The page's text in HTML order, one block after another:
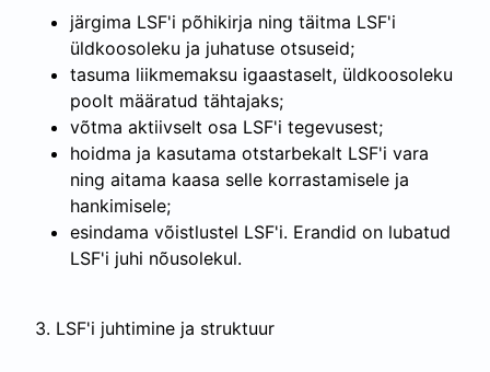
järgima LSF'i põhikirja ning täitma LSF'i
üldkoosoleku ja juhatuse otsuseid;
tasuma liikmemaksu igaastaselt, üldkoosoleku
poolt määratud tähtajaks;
võtma aktiivselt osa LSF'i tegevusest;
hoidma ja kasutama otstarbekalt LSF'i vara
ning aitama kaasa selle korrastamisele ja
hankimisele;
esindama võistlustel LSF'i. Erandid on lubatud
LSF'i juhi nõusolekul.
3. LSF'i juhtimine ja struktuur